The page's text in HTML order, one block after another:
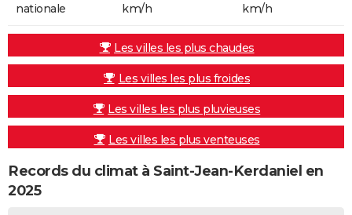
nationale
km/h
km/h
Les villes les plus chaudes
Les villes les plus froides
Les villes les plus pluvieuses
Les villes les plus venteuses
Records du climat à Saint-Jean-Kerdaniel en
2025